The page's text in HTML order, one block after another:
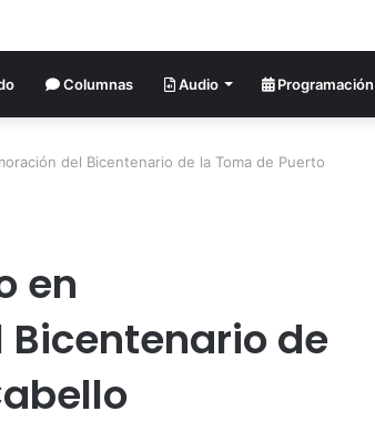
Columnas Audio Programación
del Bicentenario de la Toma de Puerto
en
de